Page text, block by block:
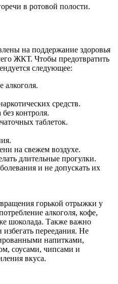
в ротовой полости.
на поддержание здоровья
ЖКТ. Чтобы предотвратить
следующее:
алкоголя.
средств.
контроля.
таблеток.
на свежем воздухе.
длительные прогулки.
и не допускать их
горькой отрыжки у
алкоголя, кофе,
шоколада. Также важно
переедания. Не
напитками,
соусами, чипсами и
вкуса.